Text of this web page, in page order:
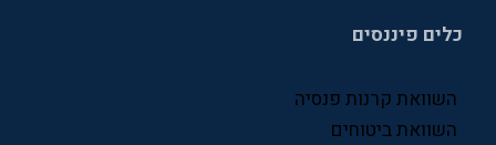
סניפי ביטוח לאומי
פיננסים
כלים פיננסים
השוואת קרנות פנסיה
השוואת ביטוחים